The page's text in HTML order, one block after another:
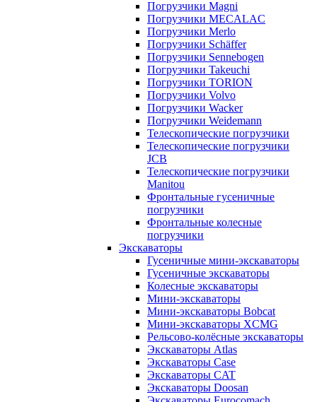
Погрузчики Magni
Погрузчики MECALAC
Погрузчики Merlo
Погрузчики Schäffer
Погрузчики Sennebogen
Погрузчики Takeuchi
Погрузчики TORION
Погрузчики Volvo
Погрузчики Wacker
Погрузчики Weidemann
Телескопические погрузчики
Телескопические погрузчики
JCB
Телескопические погрузчики
Manitou
Фронтальные гусеничные
погрузчики
Фронтальные колесные
погрузчики
Экскаваторы
Гусеничные мини-экскаваторы
Гусеничные экскаваторы
Колесные экскаваторы
Мини-экскаваторы
Мини-экскаваторы Bobcat
Мини-экскаваторы XCMG
Рельсово-колёсные экскаваторы
Экскаваторы Atlas
Экскаваторы Case
Экскаваторы CAT
Экскаваторы Doosan